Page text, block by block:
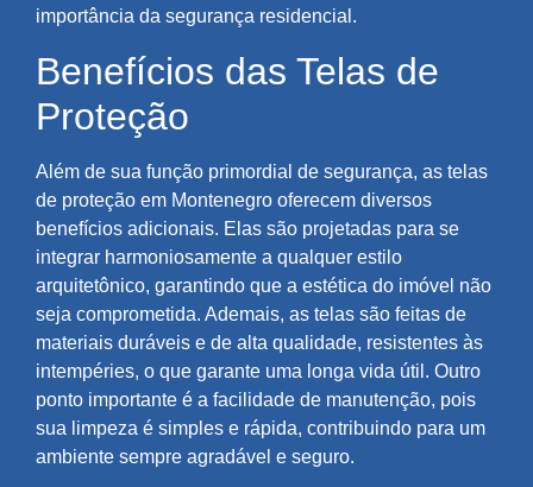
importância da segurança residencial.
Benefícios das Telas de
Proteção
Além de sua função primordial de segurança, as telas
de proteção em Montenegro oferecem diversos
benefícios adicionais. Elas são projetadas para se
integrar harmoniosamente a qualquer estilo
arquitetônico, garantindo que a estética do imóvel não
seja comprometida. Ademais, as telas são feitas de
materiais duráveis e de alta qualidade, resistentes às
intempéries, o que garante uma longa vida útil. Outro
ponto importante é a facilidade de manutenção, pois
sua limpeza é simples e rápida, contribuindo para um
ambiente sempre agradável e seguro.